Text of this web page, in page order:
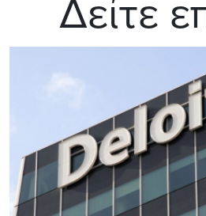
Δείτε